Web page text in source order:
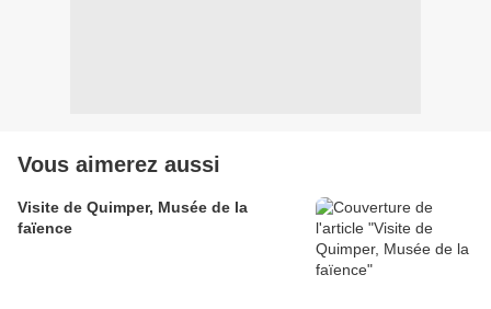
Vous aimerez aussi
Visite de Quimper, Musée de la
faïence